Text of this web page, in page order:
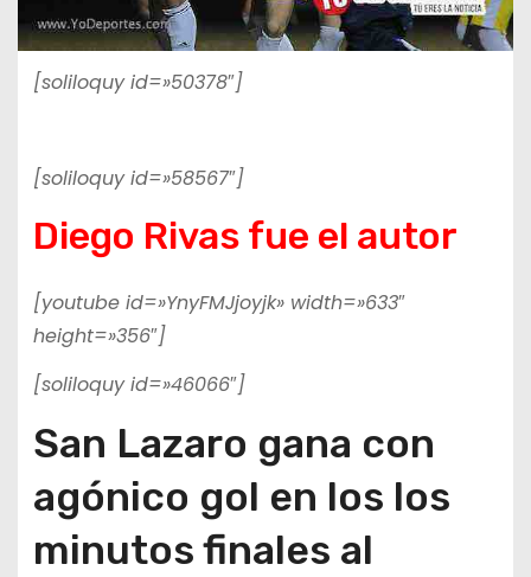
[soliloquy id=»50378″]
[soliloquy id=»58567″]
Diego Rivas fue el autor
[youtube id=»YnyFMJjoyjk» width=»633″
height=»356″]
[soliloquy id=»46066″]
San Lazaro gana con
agónico gol en los los
minutos finales al